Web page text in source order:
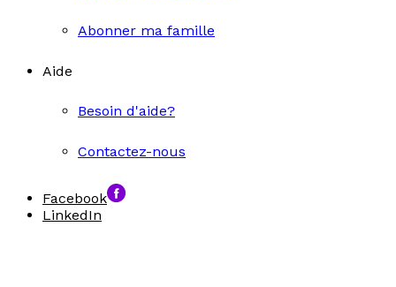
Abonner ma famille
Aide
Besoin d'aide?
Contactez-nous
Facebook
LinkedIn